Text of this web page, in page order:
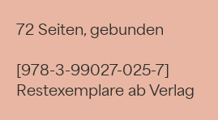
72 Seiten, gebunden
[978-3-99027-025-7]
Restexemplare ab Verlag